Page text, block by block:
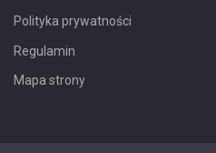
Polityka prywatności
Regulamin
Mapa strony